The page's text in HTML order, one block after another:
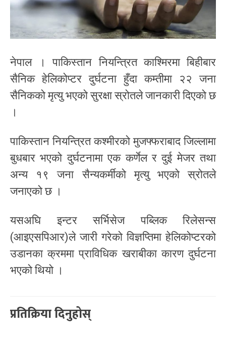
नेपाल । पाकिस्तान नियन्त्रित काश्मिरमा बिहीबार
सैनिक हेलिकोप्टर दुर्घटना हुँदा कम्तीमा २२ जना
सैनिकको मृत्यु भएको सुरक्षा स्रोतले जानकारी दिएको छ
।
पाकिस्तान नियन्त्रित कश्मीरको मुजफ्फराबाद जिल्लामा
बुधबार भएको दुर्घटनामा एक कर्णेल र दुई मेजर तथा
अन्य १९ जना सैन्यकर्मीको मृत्यु भएको स्रोतले
जनाएको छ ।
यसअघि इन्टर सर्भिसेज पब्लिक रिलेसन्स
(आइएसपिआर)ले जारी गरेको विज्ञप्तिमा हेलिकोप्टरको
उडानका क्रममा प्राविधिक खराबीका कारण दुर्घटना
भएको थियो ।
प्रतिक्रिया दिनुहोस्